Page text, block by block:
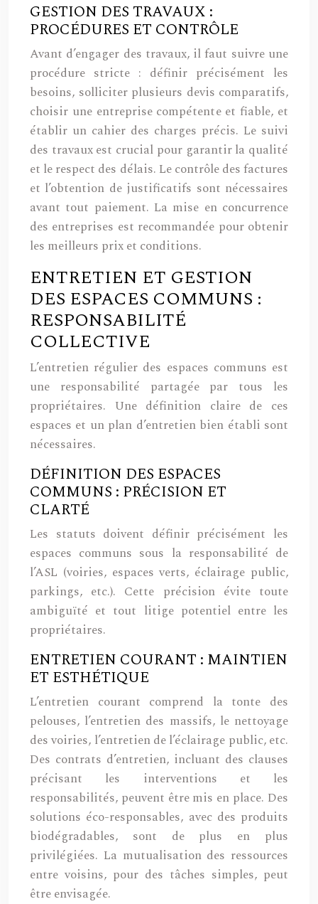
GESTION DES TRAVAUX :
PROCÉDURES ET CONTRÔLE
Avant d’engager des travaux, il faut suivre une
procédure stricte : définir précisément les
besoins, solliciter plusieurs devis comparatifs,
choisir une entreprise compétente et fiable, et
établir un cahier des charges précis. Le suivi
des travaux est crucial pour garantir la qualité
et le respect des délais. Le contrôle des factures
et l’obtention de justificatifs sont nécessaires
avant tout paiement. La mise en concurrence
des entreprises est recommandée pour obtenir
les meilleurs prix et conditions.
ENTRETIEN ET GESTION
DES ESPACES COMMUNS :
RESPONSABILITÉ
COLLECTIVE
L’entretien régulier des espaces communs est
une responsabilité partagée par tous les
propriétaires. Une définition claire de ces
espaces et un plan d’entretien bien établi sont
nécessaires.
DÉFINITION DES ESPACES
COMMUNS : PRÉCISION ET
CLARTÉ
Les statuts doivent définir précisément les
espaces communs sous la responsabilité de
l’ASL (voiries, espaces verts, éclairage public,
parkings, etc.). Cette précision évite toute
ambiguïté et tout litige potentiel entre les
propriétaires.
ENTRETIEN COURANT : MAINTIEN
ET ESTHÉTIQUE
L’entretien courant comprend la tonte des
pelouses, l’entretien des massifs, le nettoyage
des voiries, l’entretien de l’éclairage public, etc.
Des contrats d’entretien, incluant des clauses
précisant les interventions et les
responsabilités, peuvent être mis en place. Des
solutions éco-responsables, avec des produits
biodégradables, sont de plus en plus
privilégiées. La mutualisation des ressources
entre voisins, pour des tâches simples, peut
être envisagée.